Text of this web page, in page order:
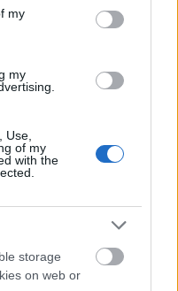
my
my
Use,
of my
with the
storage
on web or
– MEGJELENT A